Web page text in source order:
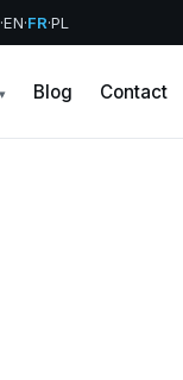
·EN·FR·PL
Blog Contact